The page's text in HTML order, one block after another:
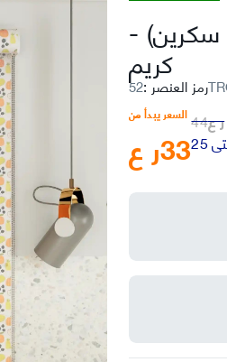
سكرين) -
كريم
رمز العنصر:
السعر يبدأ من
ر ع33
ر ع44